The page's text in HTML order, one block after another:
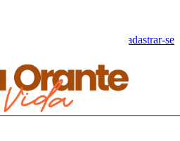
Cadastrar-se